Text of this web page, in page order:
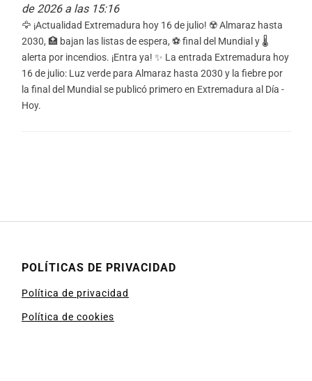
de 2026 a las 15:16
🦅 ¡Actualidad Extremadura hoy 16 de julio! ☢️ Almaraz hasta
2030, 🏥 bajan las listas de espera, ⚽ final del Mundial y 🌡️
alerta por incendios. ¡Entra ya! ✨ La entrada Extremadura hoy
16 de julio: Luz verde para Almaraz hasta 2030 y la fiebre por
la final del Mundial se publicó primero en Extremadura al Día -
Hoy.
POLÍTICAS DE PRIVACIDAD
Política de privacidad
Política de cookies